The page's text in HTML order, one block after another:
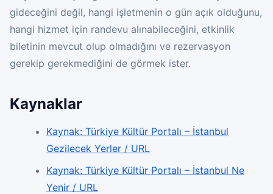
gideceğini değil, hangi işletmenin o gün açık olduğunu,
hangi hizmet için randevu alınabileceğini, etkinlik
biletinin mevcut olup olmadığını ve rezervasyon
gerekip gerekmediğini de görmek ister.
Kaynaklar
Kaynak: Türkiye Kültür Portalı – İstanbul
Gezilecek Yerler / URL
Kaynak: Türkiye Kültür Portalı – İstanbul Ne
Yenir / URL